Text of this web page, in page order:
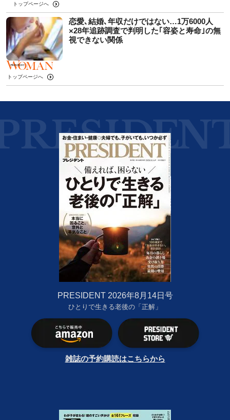
トップページへ
恋愛､結婚､年収だけではない…1万6000人
×28年追跡調査で判明した｢容姿と寿命｣の無
視できない関係
トップページへ
PRESIDENT 2026年8月14日号
ひとりで生きる老後の「正解」
雑誌の予約購読はこちらから